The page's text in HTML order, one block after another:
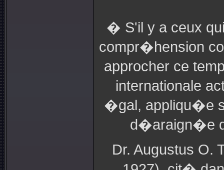
� S'il y a ceux
compr�hension
approcher ce
internationale
�gal, appliqu�e
d�araign�e
Dr. Augustus